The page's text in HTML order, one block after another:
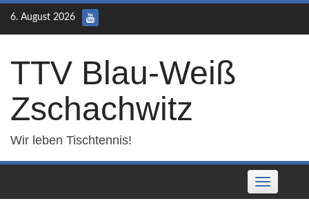
Skip
content
6. August 2026
TTV Blau-Weiß
Zschachwitz
Wir leben Tischtennis!
Toggle
navigation